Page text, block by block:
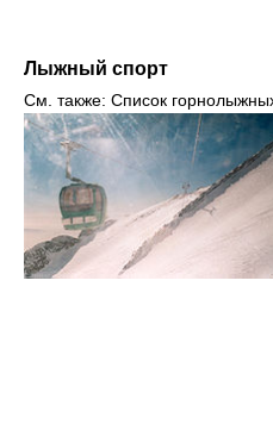
Лыжный спорт
См. также: Список